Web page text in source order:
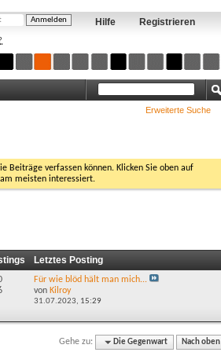
Registrieren
Hilfe
Erweiterte Suche
Beiträge verfassen können. Klicken Sie oben auf
am meisten interessiert.
Letztes Posting
Für wie blöd hält man mich...
von Kilroy
31.07.2023, 15:29
Gehe zu: Die Gegenwart Nach oben